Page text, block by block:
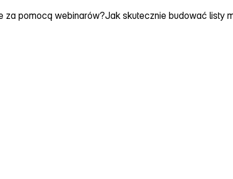
za pomocą webinarów?Jak skutecznie budować listy